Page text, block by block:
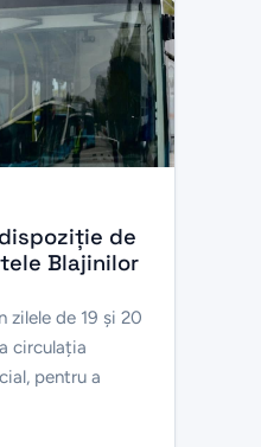
de
Blajinilor
zilele de 19 și 20
circulația
pentru a